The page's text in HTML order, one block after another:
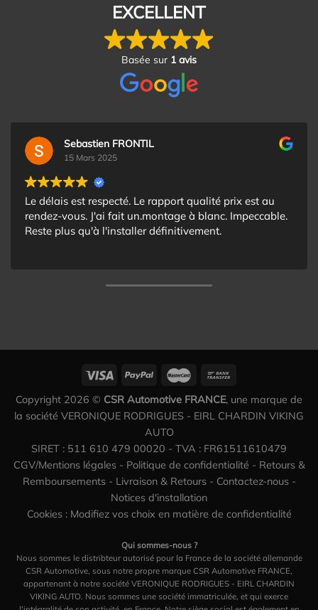
EXCELLENT
Basée sur 1 avis
Sebastien FRONTIL
15 Mars 2025
Le délais est respecté. Le rapport qualité prix est au
rendez-vous. J'ai fait un.montage à blanc. Impeccable.
Reste plus qu'à l'installer définitivement.
Copyright 2026 © CSR Automotive FRANCE, une marque de
la société VERONIQUE RODRIGUES - EIRL CHARDIN VIKING
AUTO
SIRET : 511 610 479 00020 - TVA : FR61511610479
CGV/Mentions légales- Politique de confidentialité - Retours &
Remboursements- Livraison & Retours- Contactez-nous-
Notices d'installation
Cookies : Modifiez vos choix en matière de confidentialité
Qui sommes-nous ?
Nous sommes le distribteur autorisé pour la France de la société allemande
CSR Automotive, sous notre propre marque CSR Automotive FRANCE,
appartenant à notre société VERONIQUE RODRIGUES - EIRL CHARDIN
VIKING AUTO. Nous sommes une société immatriculée, et qui exerce